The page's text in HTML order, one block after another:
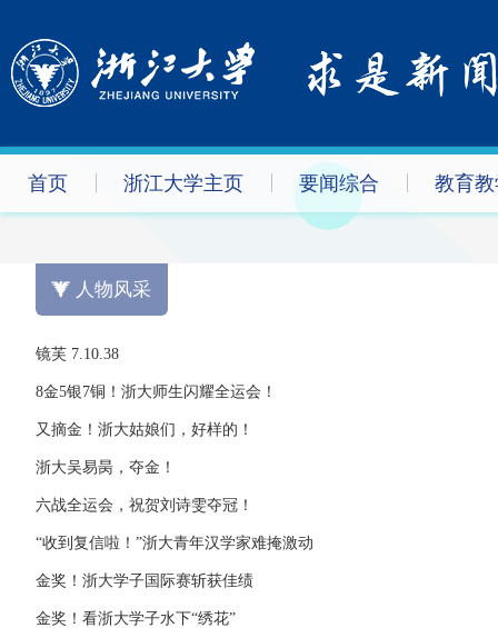
首页 浙江大学主页 要闻综合 教育
人物风采
镜芙 7.10.38
8金5银7铜！浙大师生闪耀全运会！
又摘金！浙大姑娘们，好样的！
浙大吴易昺，夺金！
六战全运会，祝贺刘诗雯夺冠！
“收到复信啦！”浙大青年汉学家难掩激动
金奖！浙大学子国际赛斩获佳绩
金奖！看浙大学子水下“绣花”